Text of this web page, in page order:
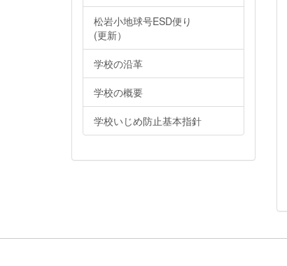
松岩小地球号ESD便り
(更新）
学校の沿革
学校の概要
学校いじめ防止基本指針